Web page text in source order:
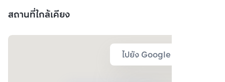
สถานที่ใกล้เคียง
ไปยัง Google Map